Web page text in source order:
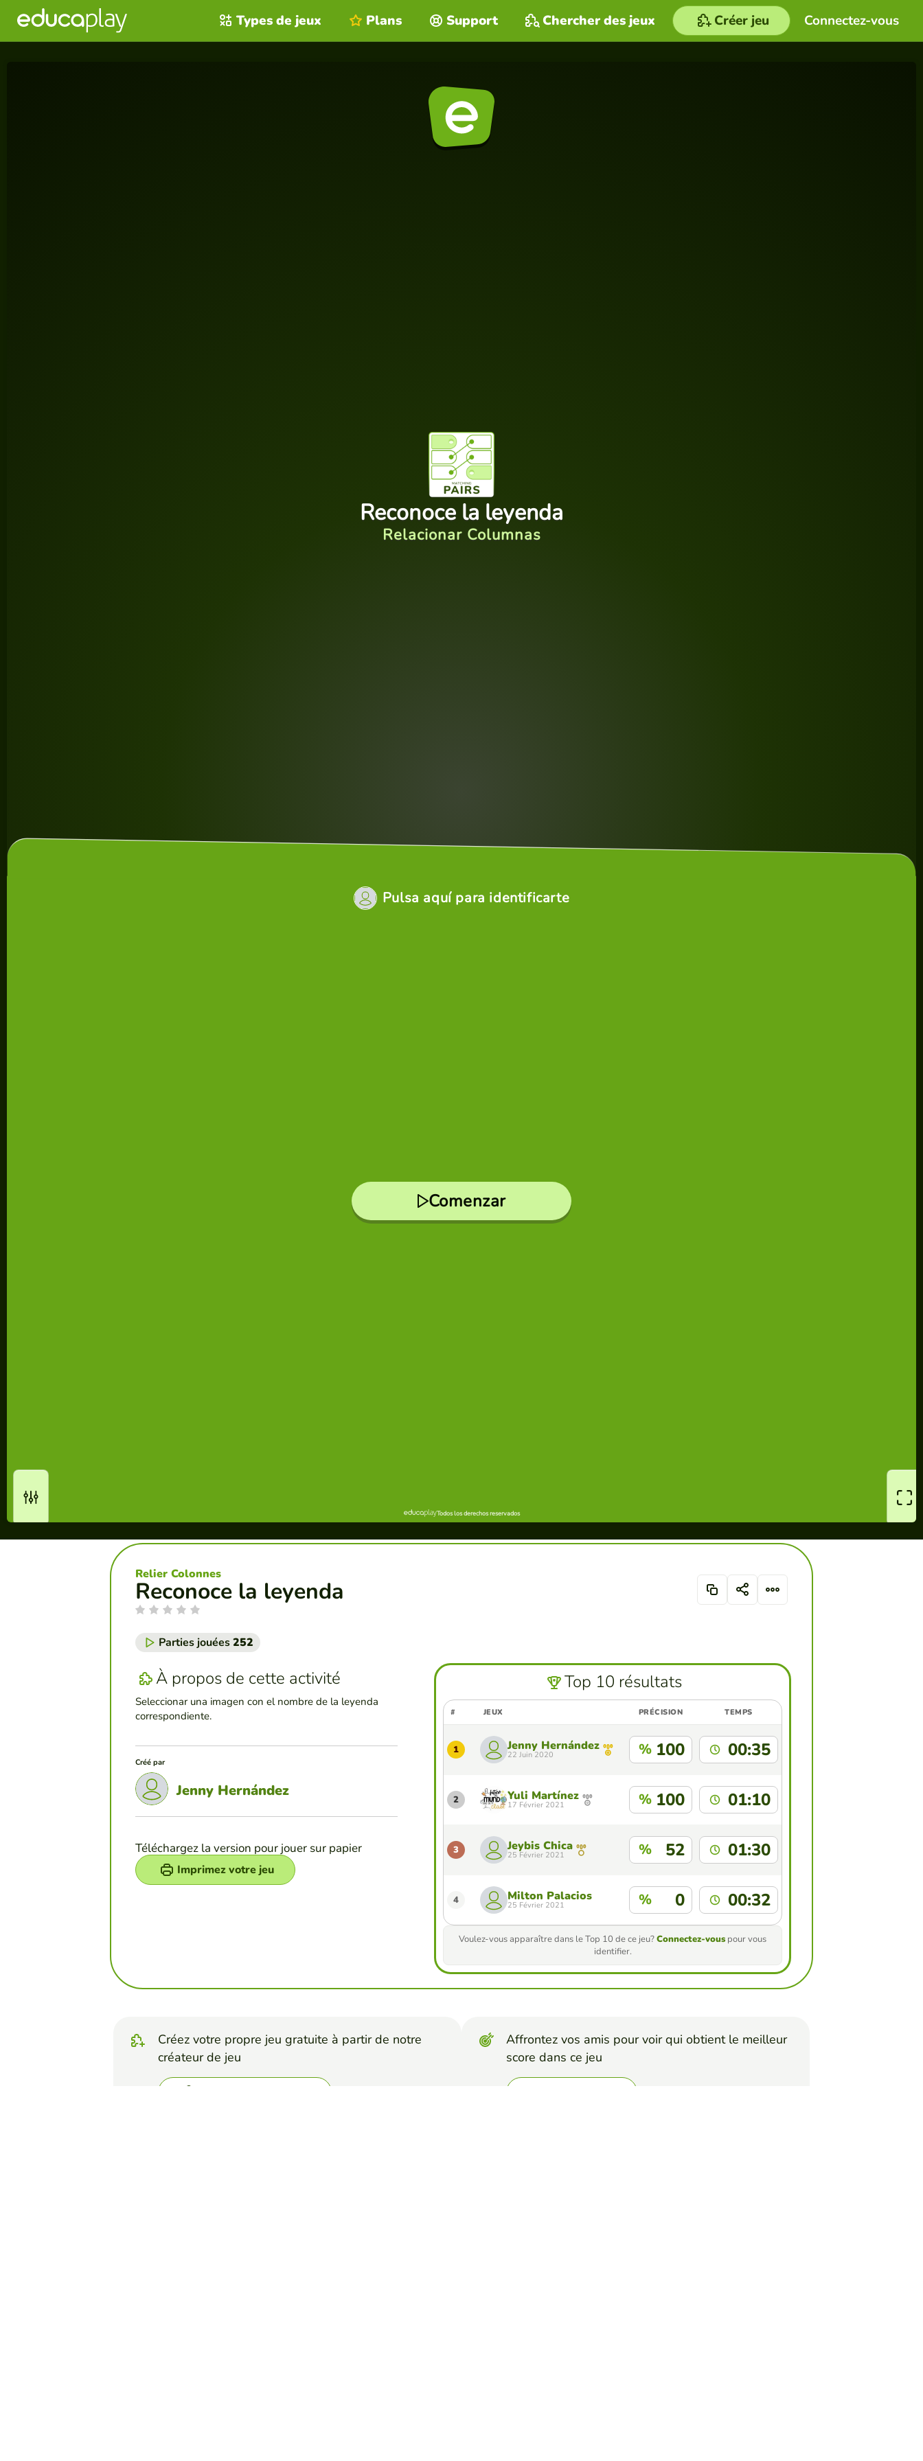
Connectez-vous
Types de jeux Plans Support Chercher des jeux Créer jeu
Reconoce la leyenda
Relier Colonnes
Parties jouées252
À propos de cette activité
Seleccionar una imagen con el nombre de la leyenda
correspondiente.
Créé par
Jenny Hernández
Téléchargez la version pour jouer sur papier
Imprimez votre jeu
Top 10 résultats
# JEUX PRÉCISION TEMPS
1 Jenny Hernández
22 Juin 2020 % 100 00:35
2 Yuli Martínez
17 Février 2021 % 100 01:10
3 Jeybis Chica
25 Février 2021 % 52 01:30
4 Milton Palacios
25 Février 2021 % 0 00:32
Voulez-vous apparaître dans le Top 10 de ce jeu?Connectez-vous pour vous
identifier.
Créez votre propre jeu gratuite à partir de notre
créateur de jeu
Affrontez vos amis pour voir qui obtient le meilleur
score dans ce jeu